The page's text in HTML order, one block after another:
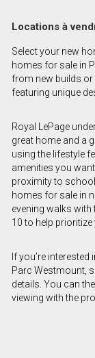
Locations à
Select your new
homes for sale in
from new builds or
featuring unique
Royal LePage
great home and a
using the lifestyle
amenities you
proximity to
homes for sale in
evening walks with
10 to help
If you’re
Parc Westmount,
details. You can
viewing with the